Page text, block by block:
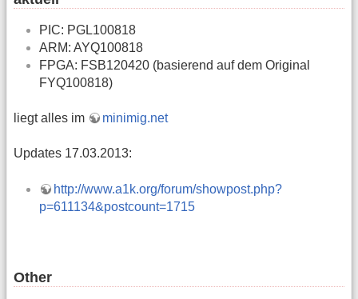
PIC: PGL100818
ARM: AYQ100818
FPGA: FSB120420 (basierend auf dem Original
FYQ100818)
liegt alles im minimig.net
Updates 17.03.2013:
http://www.a1k.org/forum/showpost.php?
p=611134&postcount=1715
Other